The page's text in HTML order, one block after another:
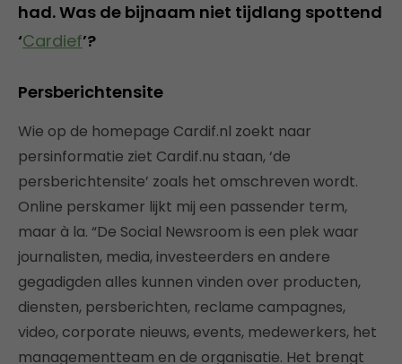
had. Was de bijnaam niet tijdlang spottend
‘Cardief’?
Persberichtensite
Wie op de homepage Cardif.nl zoekt naar
persinformatie ziet Cardif.nu staan, ‘de
persberichtensite’ zoals het omschreven wordt.
Online perskamer lijkt mij een passender term,
maar à la. “De Social Newsroom is een plek waar
journalisten, media, investeerders en andere
gegadigden alles kunnen vinden over producten,
diensten, persberichten, reclame campagnes,
video, corporate nieuws, events, medewerkers, het
managementteam en de organisatie. Het brengt